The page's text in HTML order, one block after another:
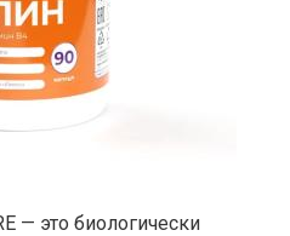
— это биологически